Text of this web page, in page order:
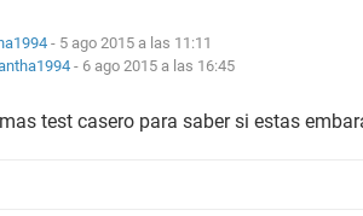
- 5 ago 2015 a las 11:11
- 6 ago 2015 a las 16:45
test casero para saber si estas